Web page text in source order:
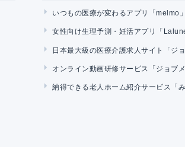
いつもの医療が変わるアプリ「melmo」
女性向け生理予測・妊活アプリ「
日本最大級の医療介護求人サイト「ジョ
オンライン動画研修サービス「ジョブ
納得できる老人ホーム紹介サービス「み